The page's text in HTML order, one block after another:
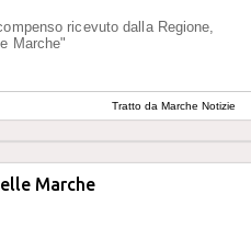
ricevuto dalla Regione,
Marche"
Tratto da Marche Notizie
Marche